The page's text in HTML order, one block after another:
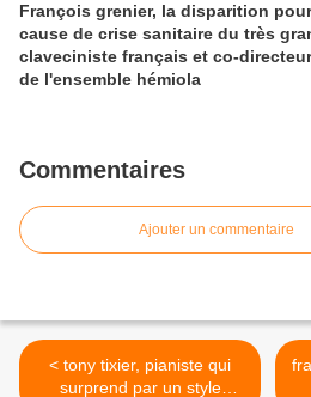
François grenier, la disparition pour
cause de crise sanitaire du très
claveciniste français et co-directeur
de l'ensemble hémiola
Commentaires
Ajouter un commentaire
< tony tixier, pianiste qui
surprend par un style